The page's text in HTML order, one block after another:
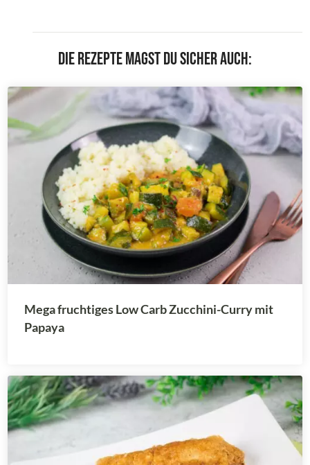
Die Rezepte magst du sicher auch:
Mega fruchtiges Low Carb Zucchini-Curry mit
Papaya